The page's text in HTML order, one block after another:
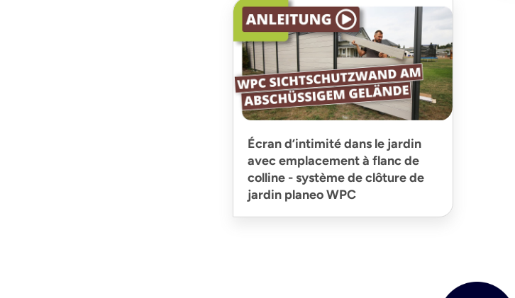
Écran d’intimité dans le jardin
avec emplacement à flanc de
colline - système de clôture de
jardin planeo WPC